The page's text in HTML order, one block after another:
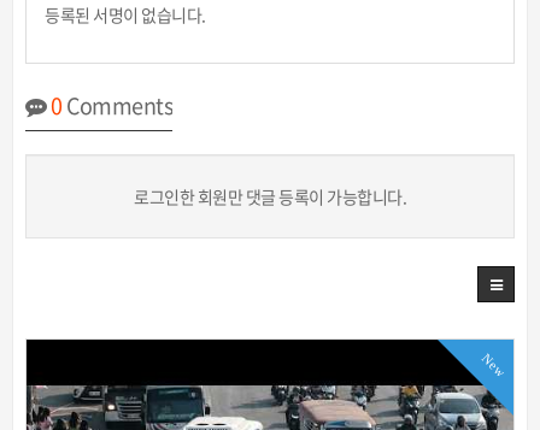
등록된 서명이 없습니다.
0Comments
로그인한 회원만 댓글 등록이 가능합니다.
New